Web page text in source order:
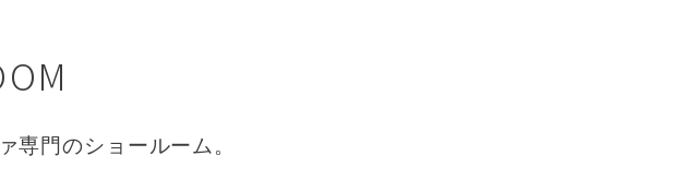
専門のショールーム。